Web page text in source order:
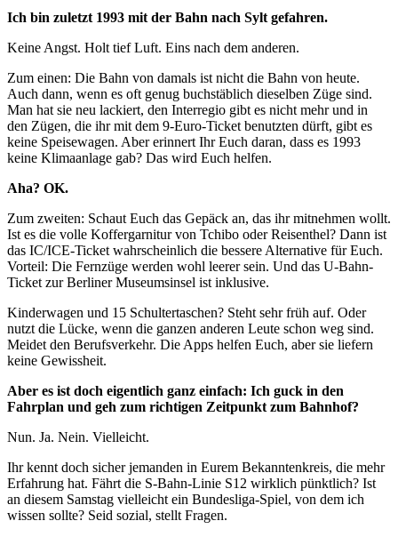
Ich bin zuletzt 1993 mit der Bahn nach Sylt gefahren.
Keine Angst. Holt tief Luft. Eins nach dem anderen.
Zum einen: Die Bahn von damals ist nicht die Bahn von heute.
Auch dann, wenn es oft genug buchstäblich dieselben Züge sind.
Man hat sie neu lackiert, den Interregio gibt es nicht mehr und in
den Zügen, die ihr mit dem 9-Euro-Ticket benutzten dürft, gibt es
keine Speisewagen. Aber erinnert Ihr Euch daran, dass es 1993
keine Klimaanlage gab? Das wird Euch helfen.
Aha? OK.
Zum zweiten: Schaut Euch das Gepäck an, das ihr mitnehmen wollt.
Ist es die volle Koffergarnitur von Tchibo oder Reisenthel? Dann ist
das IC/ICE-Ticket wahrscheinlich die bessere Alternative für Euch.
Vorteil: Die Fernzüge werden wohl leerer sein. Und das U-Bahn-
Ticket zur Berliner Museumsinsel ist inklusive.
Kinderwagen und 15 Schultertaschen? Steht sehr früh auf. Oder
nutzt die Lücke, wenn die ganzen anderen Leute schon weg sind.
Meidet den Berufsverkehr. Die Apps helfen Euch, aber sie liefern
keine Gewissheit.
Aber es ist doch eigentlich ganz einfach: Ich guck in den
Fahrplan und geh zum richtigen Zeitpunkt zum Bahnhof?
Nun. Ja. Nein. Vielleicht.
Ihr kennt doch sicher jemanden in Eurem Bekanntenkreis, die mehr
Erfahrung hat. Fährt die S-Bahn-Linie S12 wirklich pünktlich? Ist
an diesem Samstag vielleicht ein Bundesliga-Spiel, von dem ich
wissen sollte? Seid sozial, stellt Fragen.